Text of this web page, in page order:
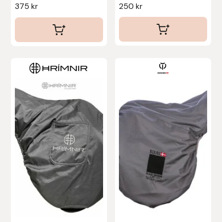
375kr 250 kr
Islensk.is
J&S Saddlery
Källquist Equestrian
Karlslund
Kidka of Iceland
Klisterdekaler.se
Knights
Ky Rotary Bit